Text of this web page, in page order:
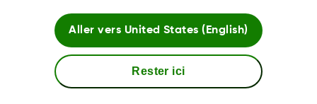
Termes et politiques
Aller vers United States (English)
Rester ici